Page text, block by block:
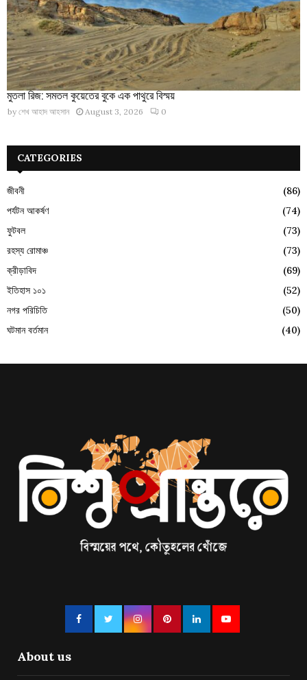
মুতলা রিজ: সমতল কুয়েতের বুকে এক পাথুরে বিস্ময়
by শেখ আহাদ আহসান August 3, 2026 0
CATEGORIES
জীবনী
(86)
পর্যটন আকর্ষণ
(74)
ফুটবল
(73)
রহস্য রোমাঞ্চ
(73)
ক্রীড়াবিদ
(69)
ইতিহাস ১০১
(52)
নগর পরিচিতি
(50)
ঘটমান বর্তমান
(40)
About us